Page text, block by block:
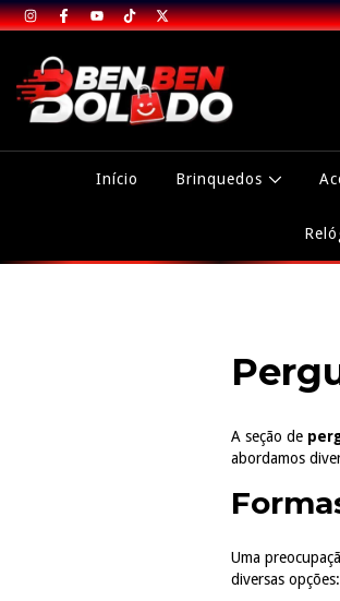
Acima de R$99
Início Brinquedos
A seção de
abordamos
Uma
diversas opções: